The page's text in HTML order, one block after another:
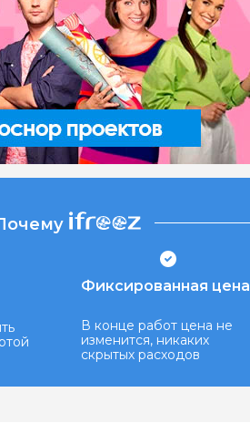
Фиксированная цена
В конце работ цена не
изменится, никаких
скрытых расходов